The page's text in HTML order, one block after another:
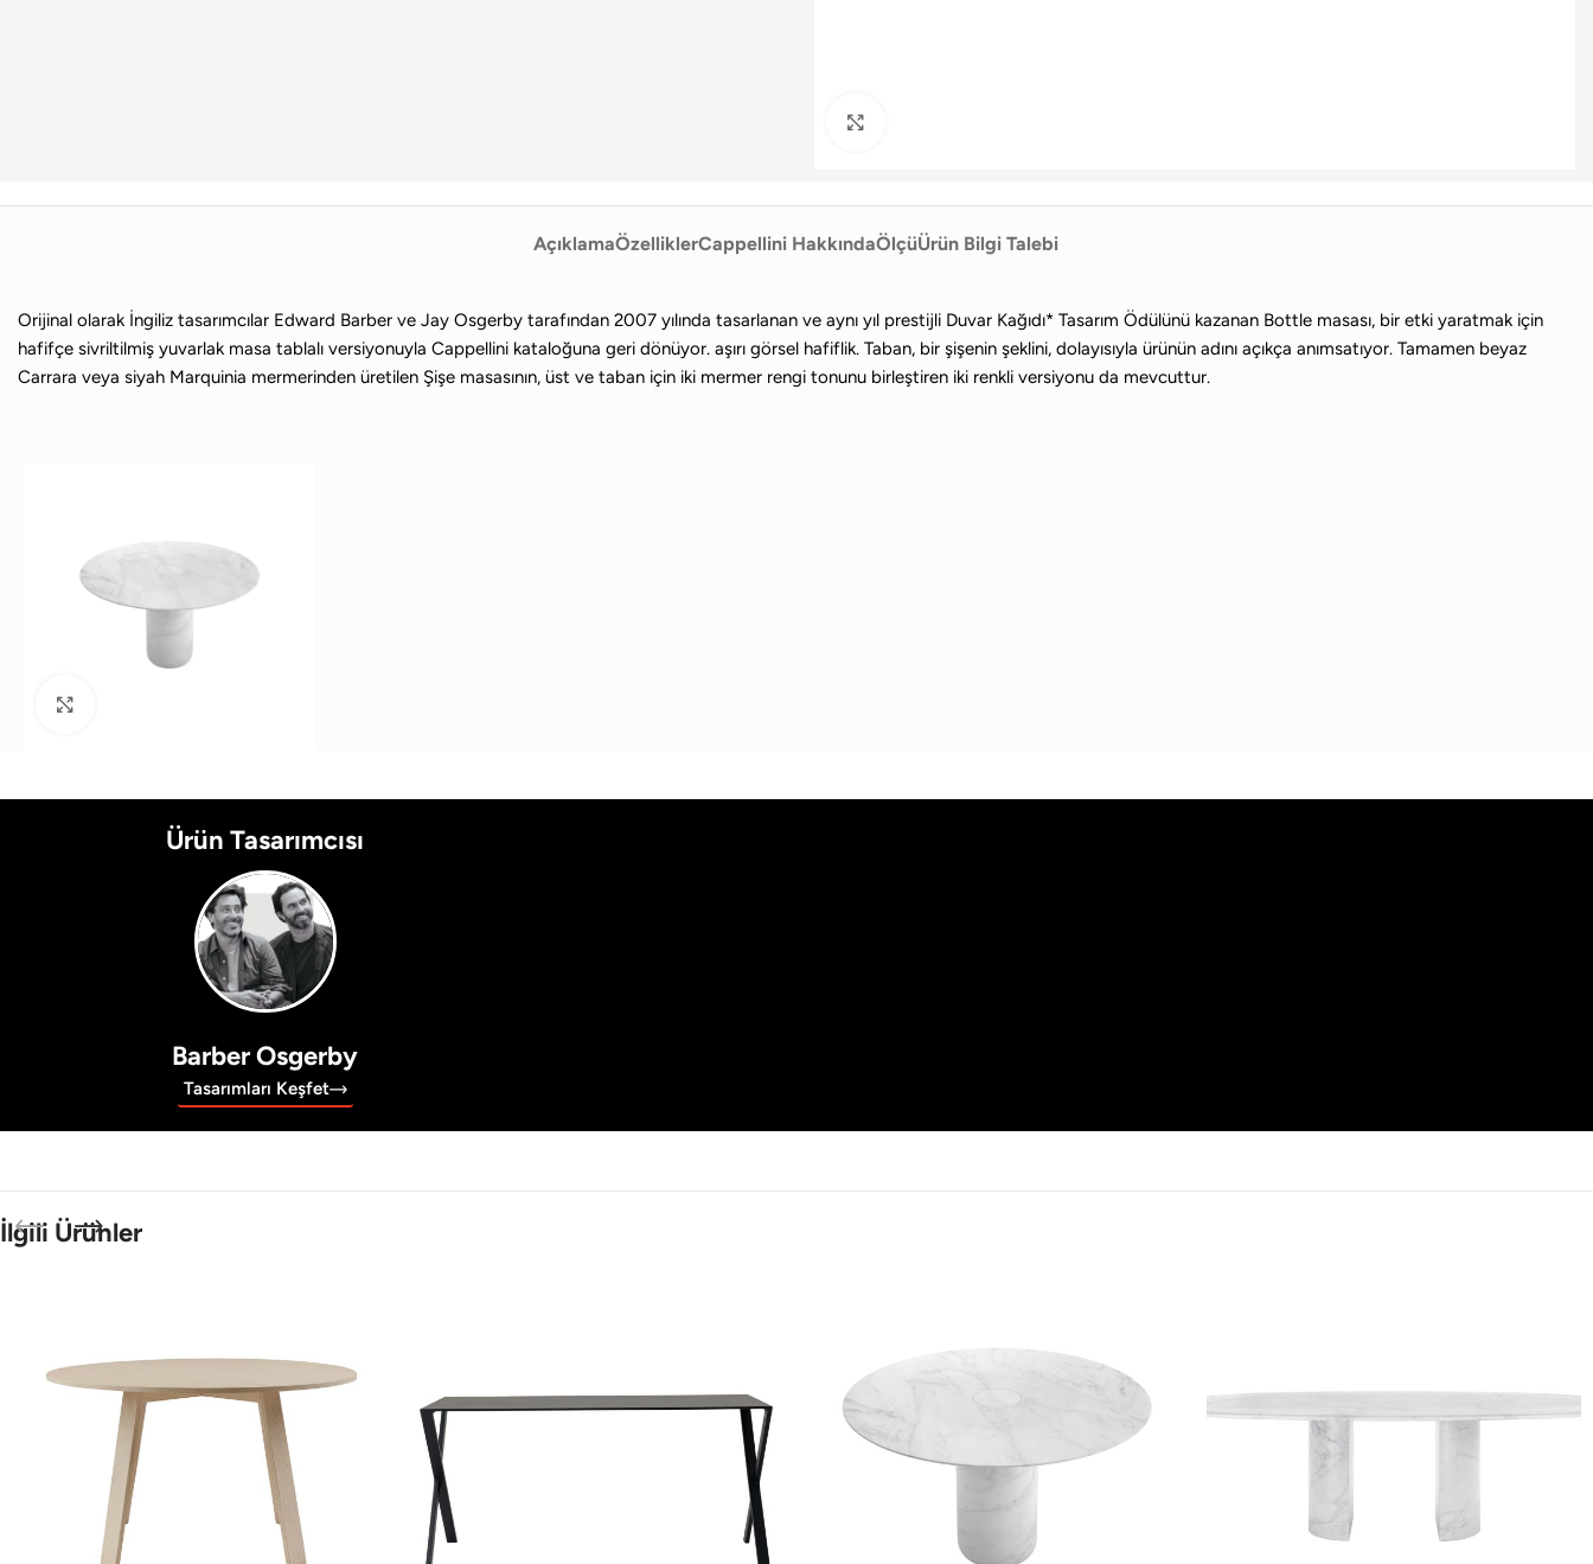
AçıklamaÖzelliklerCappellini HakkındaÖlçüÜrün Bilgi Talebi
Orijinal olarak İngiliz tasarımcılar Edward Barber ve Jay Osgerby tarafından 2007 yılında tasarlanan ve aynı yıl prestijli Duvar Kağıdı* Tasarım Ödülünü kazanan Bottle masası, bir etki yaratmak için
hafifçe sivriltilmiş yuvarlak masa tablalı versiyonuyla Cappellini kataloğuna geri dönüyor. aşırı görsel hafiflik. Taban, bir şişenin şeklini, dolayısıyla ürünün adını açıkça anımsatıyor. Tamamen beyaz
Carrara veya siyah Marquinia mermerinden üretilen Şişe masasının, üst ve taban için iki mermer rengi tonunu birleştiren iki renkli versiyonu da mevcuttur.
Ürün Tasarımcısı
Barber Osgerby
Tasarımları Keşfet
İlgili Ürünler